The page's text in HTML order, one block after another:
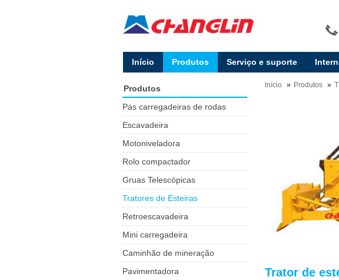
lnício Produtos Serviço e suporte
lnício Produtos
Trator de
Produtos
Pás carregadeiras de rodas
Escavadeira
Motoniveladora
Rolo compactador
Gruas Telescópicas
Tratores de Esteiras
Retroescavadeira
Mini carregadeira
Caminhão de mineração
Pavimentadora